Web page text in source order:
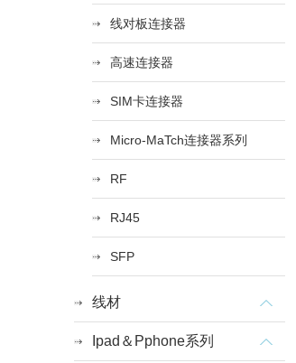
线对板连接器
高速连接器
SIM卡连接器
Micro-MaTch连接器系列
RF
RJ45
SFP
线材
Ipad＆Pphone系列